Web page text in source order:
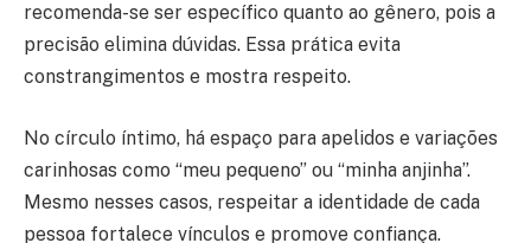
recomenda-se ser específico quanto ao gênero, pois a
precisão elimina dúvidas. Essa prática evita
constrangimentos e mostra respeito.
No círculo íntimo, há espaço para apelidos e variações
carinhosas como “meu pequeno” ou “minha anjinha”.
Mesmo nesses casos, respeitar a identidade de cada
pessoa fortalece vínculos e promove confiança.